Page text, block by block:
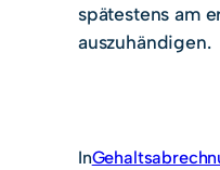
spätestens am
auszuhändigen.
In